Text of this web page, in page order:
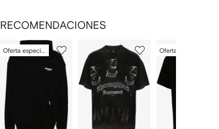
RECOMENDACIONES
de
Oferta especial
12
de
12